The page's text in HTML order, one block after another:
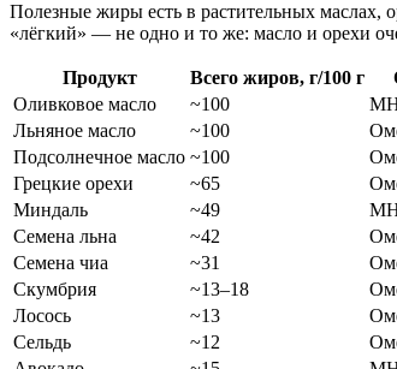
Полезные жиры есть в растительных
«лёгкий» — не одно и то же: масло и орехи
Продукт Всего жиров, г/100 г
Оливковое масло
~100
Льняное масло
~100
Подсолнечное масло ~100
Грецкие орехи
~65
Миндаль
~49
Семена льна
~42
Семена чиа
~31
Скумбрия
~13–18
Лосось
~13
Сельдь
~12